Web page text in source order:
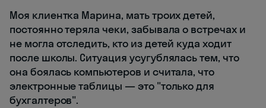
Моя клиентка Марина, мать троих детей,
постоянно теряла чеки, забывала о встречах и
не могла отследить, кто из детей куда ходит
после школы. Ситуация усугублялась тем, что
она боялась компьютеров и считала, что
электронные таблицы — это "только для
бухгалтеров".